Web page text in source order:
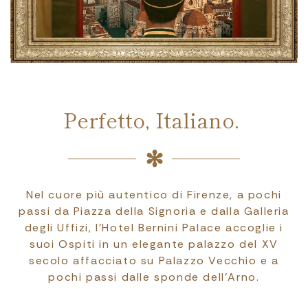
Perfetto, Italiano.
Nel cuore più autentico di Firenze, a pochi
passi da Piazza della Signoria e dalla Galleria
degli Uffizi, l’Hotel Bernini Palace accoglie i
suoi Ospiti in un elegante palazzo del XV
secolo affacciato su Palazzo Vecchio e a
pochi passi dalle sponde dell’Arno.